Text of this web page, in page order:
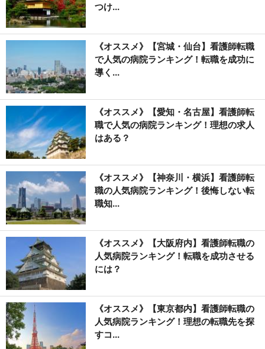
つけ...
《オススメ》【宮城・仙台】看護師転職
で人気の病院ランキング！転職を成功に
導く...
《オススメ》【愛知・名古屋】看護師転
職で人気の病院ランキング！理想の求人
はある？
《オススメ》【神奈川・横浜】看護師転
職の人気病院ランキング！後悔しない転
職知...
《オススメ》【大阪府内】看護師転職の
人気病院ランキング！転職を成功させる
には？
《オススメ》【東京都内】看護師転職の
人気病院ランキング！理想の転職先を探
すコ...